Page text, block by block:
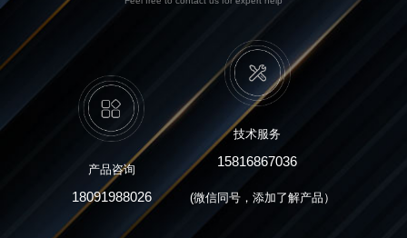
产品咨询
18091988026
技术服务
15816867036
(微信同号，添加了解产品）